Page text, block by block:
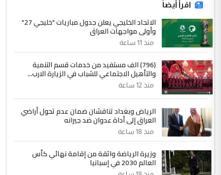
اقرأ أيضاً
الاتحاد الخليجي يعلن جدول مباريات "خليجي 27"
وأولى مواجهات العراق
منذ 11 ساعة
(796) الف مستفيد من خدمات قسم التنمية
والتأهيل الاجتماعي للشباب في الزيارة الارب...
منذ 12 ساعة
الرياض وبغداد تناقشان ضمان عدم تحول أراضي
العراق إلى أداة عدوان ضد جيرانه
منذ 18 ساعة
وزيرة الرياضة واثقة من إقامة نهائي كأس
العالم 2030 في إسبانيا